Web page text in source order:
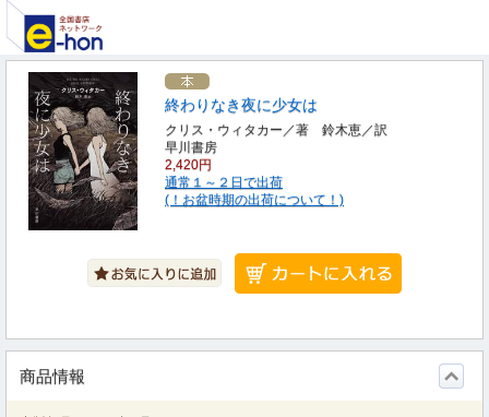
終わりなき夜に少女は
クリス・ウィタカー／著 鈴木恵／訳
早川書房
2,420円
通常１～２日で出荷
(！お盆時期の出荷について！)
商品情報